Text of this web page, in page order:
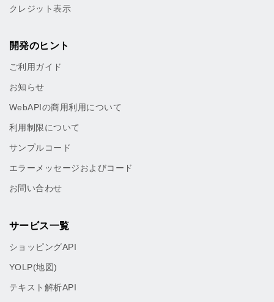
クレジット表示
開発のヒント
ご利用ガイド
お知らせ
WebAPIの商用利用について
利用制限について
サンプルコード
エラーメッセージおよびコード
お問い合わせ
サービス一覧
ショッピングAPI
YOLP(地図)
テキスト解析API